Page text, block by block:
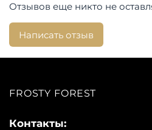
предусмотрены съемные
плечах в снятом виде.
Опции:
Карманы: 3 внешних, 2
Состав:
Отзывов еще никто не
Написать отзыв
FROSTY FOREST
Контакты: